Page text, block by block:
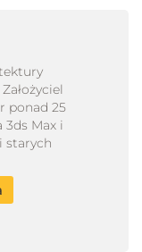
ponad 25
Max i
starych